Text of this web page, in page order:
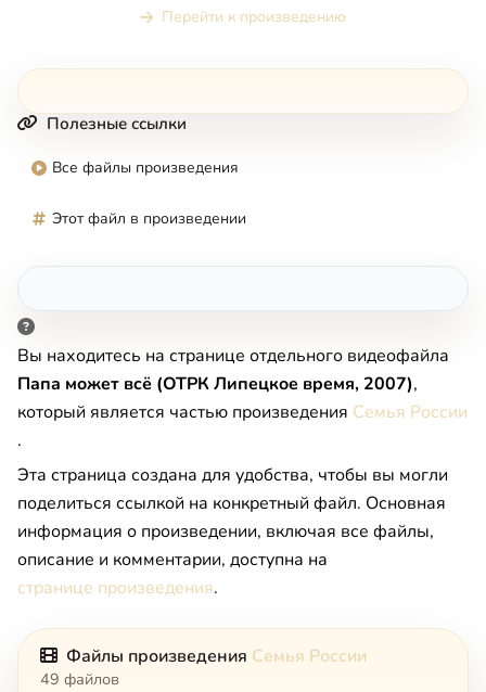
Перейти к произведению
Полезные ссылки
Все файлы произведения
Этот файл в произведении
Вы находитесь на странице отдельного видеофайла
Пaпa мoжeт вcё (OTPК Липeцкoe вpeмя, 2007),
который является частью произведения Семья России
.
Эта страница создана для удобства, чтобы вы могли
поделиться ссылкой на конкретный файл. Основная
информация о произведении, включая все файлы,
описание и комментарии, доступна на
странице произведения.
Файлы произведения Семья России
49 файлов